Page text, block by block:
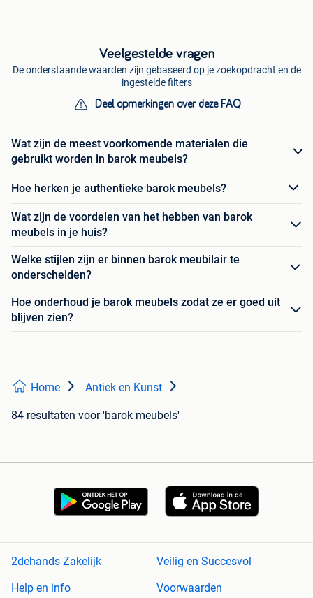
Veelgestelde vragen
De onderstaande waarden zijn gebaseerd op je zoekopdracht en de
ingestelde filters
Deel opmerkingen over deze FAQ
Wat zijn de meest voorkomende materialen die
gebruikt worden in barok meubels?
Hoe herken je authentieke barok meubels?
Wat zijn de voordelen van het hebben van barok
meubels in je huis?
Welke stijlen zijn er binnen barok meubilair te
onderscheiden?
Hoe onderhoud je barok meubels zodat ze er goed uit
blijven zien?
Home Antiek en Kunst
84 resultaten voor 'barok meubels'
2dehands Zakelijk
Veilig en Succesvol
Help en info
Voorwaarden